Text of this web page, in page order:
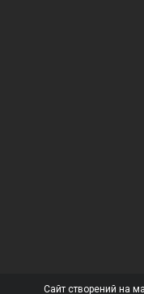
Сайт створений на